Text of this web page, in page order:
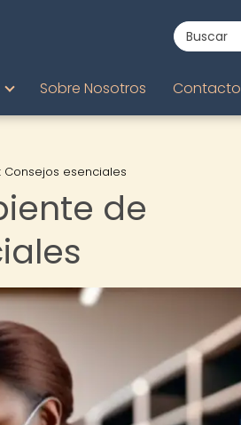
Sobre Nosotros Contacto
esenciales
de